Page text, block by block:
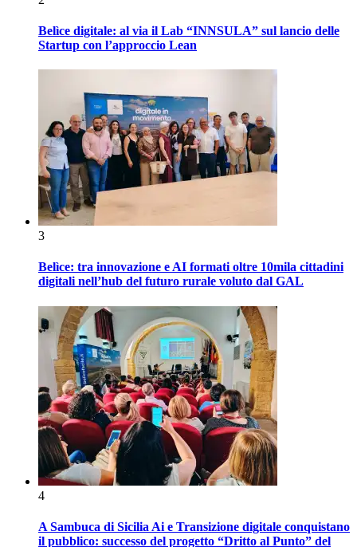
Belìce digitale: al via il Lab “INNSULA” sul lancio delle
Startup con l’approccio Lean
3
Belìce: tra innovazione e AI formati oltre 10mila cittadini
digitali nell’hub del futuro rurale voluto dal GAL
4
A Sambuca di Sicilia Ai e Transizione digitale conquistano
il pubblico: successo del progetto “Dritto al Punto” del